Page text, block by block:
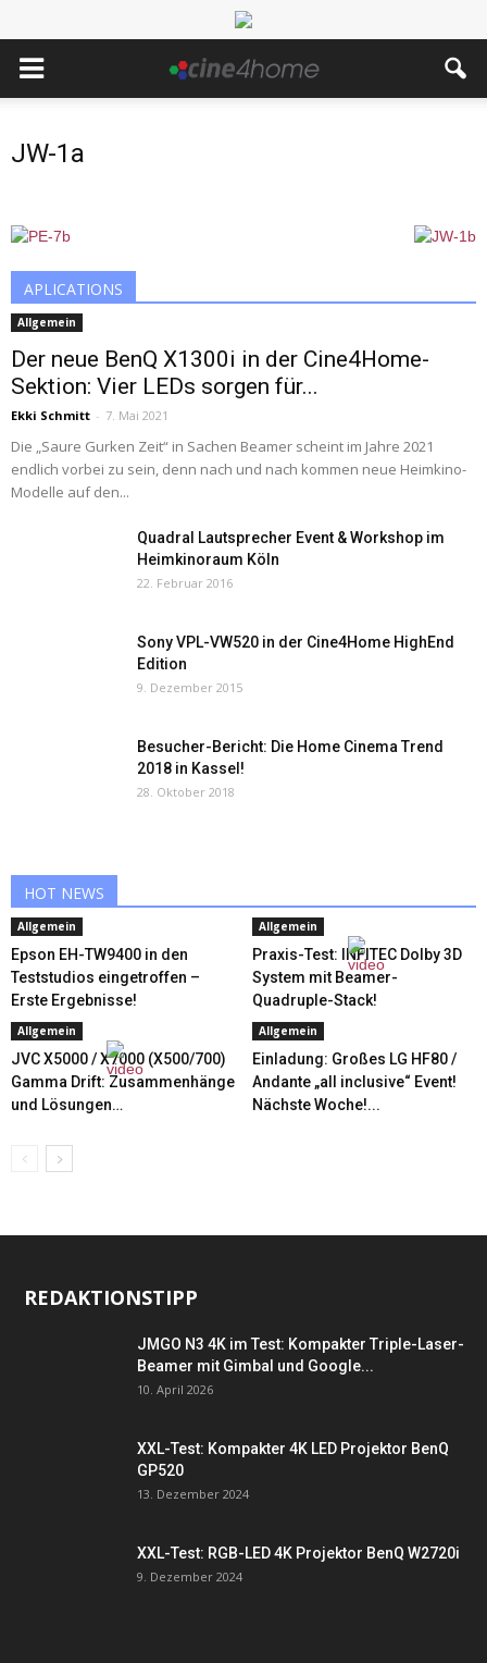
JW-1a
APLICATIONS
Allgemein
Der neue BenQ X1300i in der Cine4Home-
Sektion: Vier LEDs sorgen für...
Ekki Schmitt - 7. Mai 2021
Die „Saure Gurken Zeit“ in Sachen Beamer scheint im Jahre 2021
endlich vorbei zu sein, denn nach und nach kommen neue Heimkino-
Modelle auf den...
Quadral Lautsprecher Event & Workshop im
Heimkinoraum Köln
22. Februar 2016
Sony VPL-VW520 in der Cine4Home HighEnd
Edition
9. Dezember 2015
Besucher-Bericht: Die Home Cinema Trend
2018 in Kassel!
28. Oktober 2018
HOT NEWS
Allgemein
Epson EH-TW9400 in den
Teststudios eingetroffen –
Erste Ergebnisse!
Allgemein
Praxis-Test: INFITEC Dolby 3D
System mit Beamer-
Quadruple-Stack!
Allgemein
JVC X5000 / X7000 (X500/700)
Gamma Drift: Zusammenhänge
und Lösungen…
Allgemein
Einladung: Großes LG HF80 /
Andante „all inclusive“ Event!
Nächste Woche!...
REDAKTIONSTIPP
JMGO N3 4K im Test: Kompakter Triple-Laser-
Beamer mit Gimbal und Google...
10. April 2026
XXL-Test: Kompakter 4K LED Projektor BenQ
GP520
13. Dezember 2024
XXL-Test: RGB-LED 4K Projektor BenQ W2720i
9. Dezember 2024